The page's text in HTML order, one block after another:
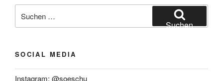
nach:
Suchen
SOCIAL MEDIA
Instagram: @soeschu